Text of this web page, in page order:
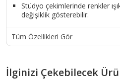
Stüdyo çekimlerinde renkler
değişiklik gösterebilir.
Tüm Özellikleri Gör
İlginizi Çekebilecek